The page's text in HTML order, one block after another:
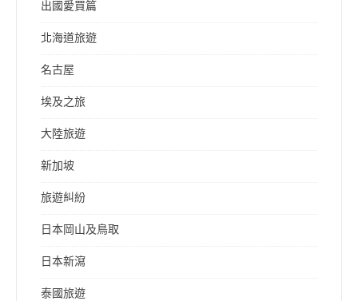
出國愛買篇
北海道旅遊
名古屋
埃及之旅
大陸旅遊
新加坡
旅遊糾紛
日本岡山及鳥取
日本新瀉
泰國旅遊